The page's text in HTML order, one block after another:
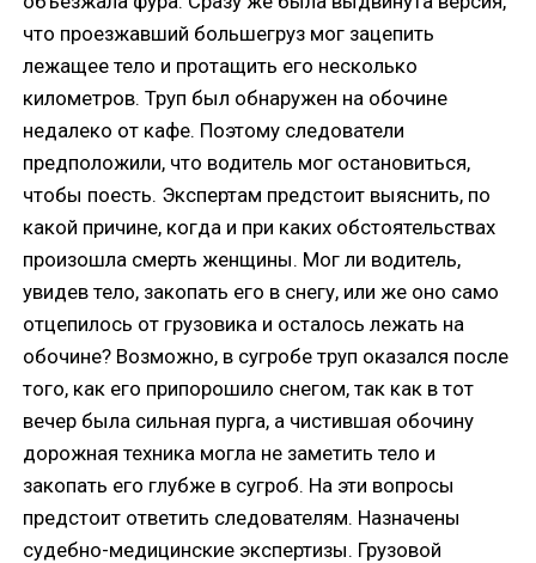
что проезжавший большегруз мог зацепить
лежащее тело и протащить его несколько
километров. Труп был обнаружен на обочине
недалеко от кафе. Поэтому следователи
предположили, что водитель мог остановиться,
чтобы поесть. Экспертам предстоит выяснить, по
какой причине, когда и при каких обстоятельствах
произошла смерть женщины. Мог ли водитель,
увидев тело, закопать его в снегу, или же оно само
отцепилось от грузовика и осталось лежать на
обочине? Возможно, в сугробе труп оказался после
того, как его припорошило снегом, так как в тот
вечер была сильная пурга, а чистившая обочину
дорожная техника могла не заметить тело и
закопать его глубже в сугроб. На эти вопросы
предстоит ответить следователям. Назначены
судебно-медицинские экспертизы. Грузовой